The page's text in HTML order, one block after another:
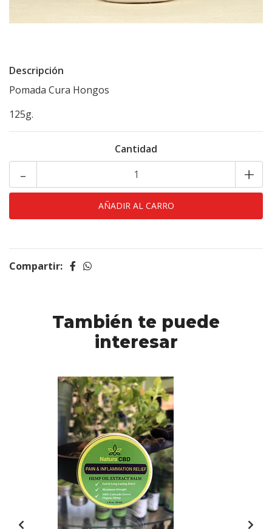
Descripción
Pomada Cura Hongos
125g.
Cantidad
- +
Compartir:
También te puede
interesar